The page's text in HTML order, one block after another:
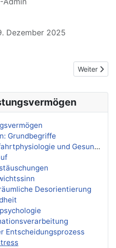
Dezember 2025
Nächster
Weiter
Grundbegriffe
2.2 Grundlagen der Luftfahrtphysiologie und Gesundheitserhaltung
Desorientierung
Entscheidungsprozess